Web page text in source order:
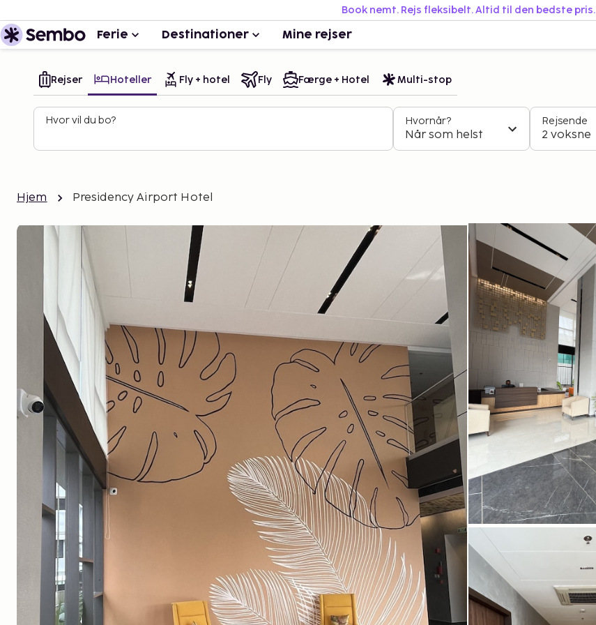
Book nemt. Rejs fleksibelt. Altid til den bedste pris.
Ferie Destinationer Mine rejser
Rejser Hoteller Fly + hotel Fly Færge + Hotel Multi-stop
Hvor vil du bo? Hvornår?
Når som helst
Rejsende
2 voksne
Hjem Presidency Airport Hotel